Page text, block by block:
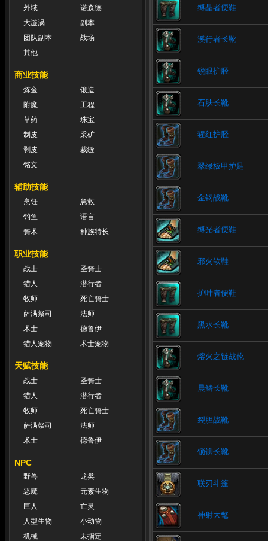
外域
诺森德
大漩涡
副本
团队副本
战场
其他
商业技能
炼金
锻造
附魔
工程
草药
珠宝
制皮
采矿
剥皮
裁缝
铭文
辅助技能
烹饪
急救
钓鱼
语言
骑术
种族特长
职业技能
战士
圣骑士
猎人
潜行者
牧师
死亡骑士
萨满祭司
法师
术士
德鲁伊
猎人宠物
术士宠物
天赋技能
战士
圣骑士
猎人
潜行者
牧师
死亡骑士
萨满祭司
法师
术士
德鲁伊
NPC
野兽
龙类
恶魔
元素生物
巨人
亡灵
人型生物
小动物
机械
未指定
缚晶者便鞋
溪行者长靴
锐眼护胫
石肤长靴
猩红护胫
翠绿板甲护足
金钢战靴
缚光者便鞋
邪火软鞋
护叶者便鞋
黑水长靴
熔火之链战靴
晨鳞长靴
裂胆战靴
锁铆长靴
联刃斗篷
神射大氅